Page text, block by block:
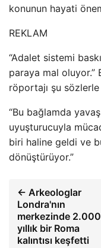
konunun hayati
REKLAM
“Adalet sistemi
paraya mal oluyor.”
röportajı şu
“Bu bağlamda
uyuşturucuyla
biri haline geldi ve
dönüştürüyor.”
← Arkeologlar
Londra'nın
merkezinde 2.000
yıllık bir Roma
kalıntısı keşfetti